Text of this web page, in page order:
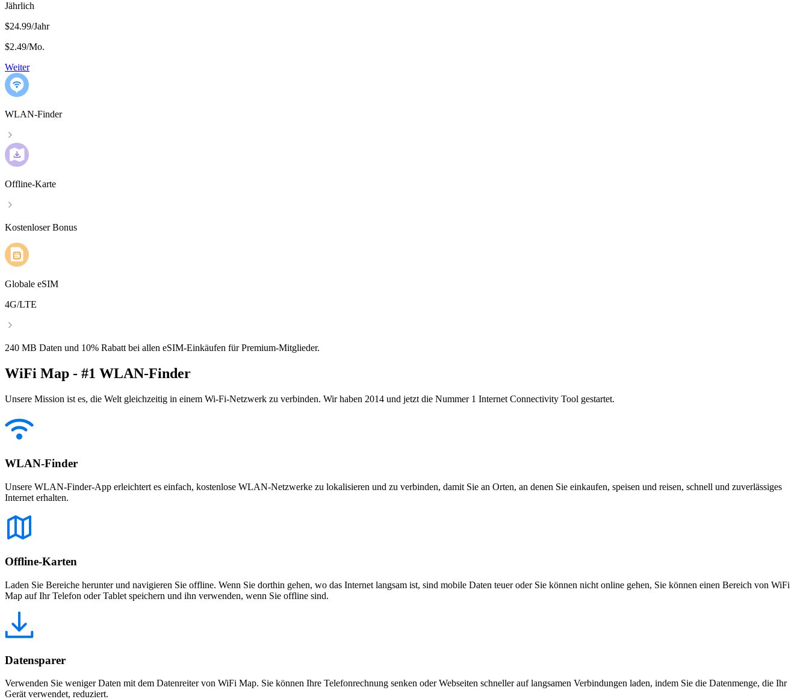
Jährlich
$24.99/Jahr
$2.49/Mo.
Weiter
WLAN-Finder
Offline-Karte
Kostenloser Bonus
Globale eSIM
4G/LTE
240 MB Daten und 10% Rabatt bei allen eSIM-Einkäufen für Premium-Mitglieder.
WiFi Map - #1 WLAN-Finder
Unsere Mission ist es, die Welt gleichzeitig in einem Wi-Fi-Netzwerk zu verbinden. Wir haben 2014 und jetzt die Nummer 1 Internet Connectivity Tool gestartet.
WLAN-Finder
Unsere WLAN-Finder-App erleichtert es einfach, kostenlose WLAN-Netzwerke zu lokalisieren und zu verbinden, damit Sie an Orten, an denen Sie einkaufen, speisen und reisen, schnell und zuverlässiges
Internet erhalten.
Offline-Karten
Laden Sie Bereiche herunter und navigieren Sie offline. Wenn Sie dorthin gehen, wo das Internet langsam ist, sind mobile Daten teuer oder Sie können nicht online gehen, Sie können einen Bereich von WiFi
Map auf Ihr Telefon oder Tablet speichern und ihn verwenden, wenn Sie offline sind.
Datensparer
Verwenden Sie weniger Daten mit dem Datenreiter von WiFi Map. Sie können Ihre Telefonrechnung senken oder Webseiten schneller auf langsamen Verbindungen laden, indem Sie die Datenmenge, die Ihr
Gerät verwendet, reduziert.